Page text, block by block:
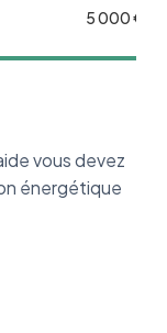
5 000 €
vous devez
énergétique